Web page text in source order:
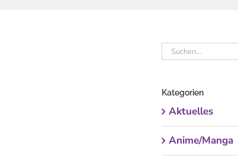
Suche
Kategorien
Aktuelles
Anime/Manga